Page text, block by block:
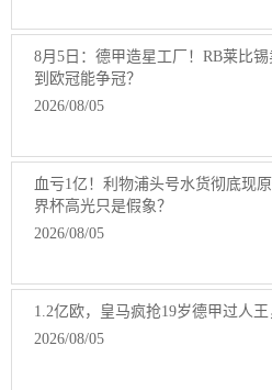
8月5日：德甲造星工厂！RB莱比
到欧冠能争冠？
2026/08/05
血亏1亿！利物浦头号水货彻底现
界杯高光只是假象？
2026/08/05
1.2亿欧，皇马疯抢19岁德甲过人王
2026/08/05